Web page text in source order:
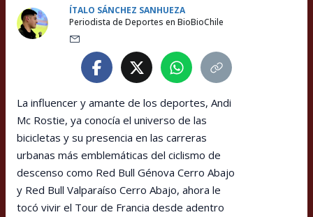
ÍTALO SÁNCHEZ SANHUEZA
Periodista de Deportes en BioBioChile
La influencer y amante de los deportes, Andi
Mc Rostie, ya conocía el universo de las
bicicletas y su presencia en las carreras
urbanas más emblemáticas del ciclismo de
descenso como Red Bull Génova Cerro Abajo
y Red Bull Valparaíso Cerro Abajo, ahora le
tocó vivir el Tour de Francia desde adentro